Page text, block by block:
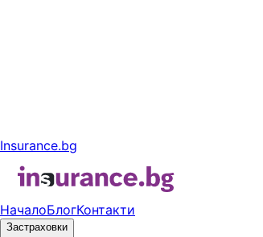
Insurance.bg
НачалоБлогКонтакти
Застраховки